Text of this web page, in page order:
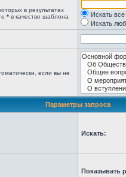
в результатах
* в качестве шаблона
Искать
Искать
если вы не
Параметры запроса
Искать:
Показывать